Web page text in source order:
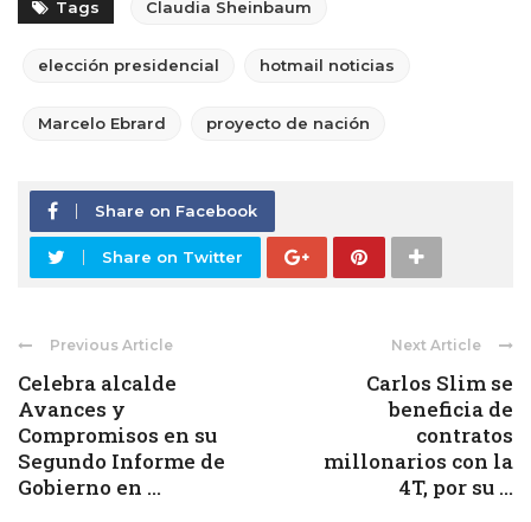
Tags Claudia Sheinbaum
elección presidencial hotmail noticias
Marcelo Ebrard proyecto de nación
Share on Facebook
Share on Twitter
Previous Article
Celebra alcalde
Avances y
Compromisos en su
Segundo Informe de
Gobierno en ...
Next Article
Carlos Slim se
beneficia de
contratos
millonarios con la
4T, por su ...